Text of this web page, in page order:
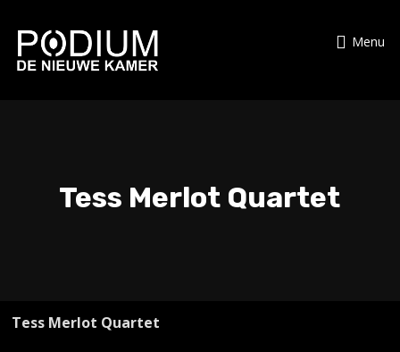
Menu
Tess Merlot Quartet
Tess Merlot Quartet